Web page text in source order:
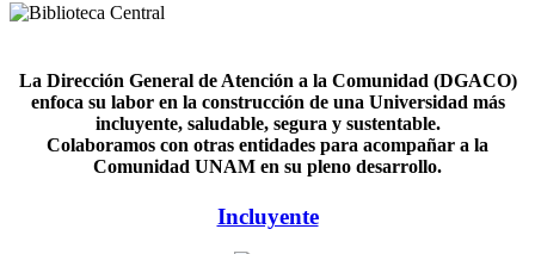
La Dirección General de Atención a la Comunidad (DGACO)
enfoca su labor en la construcción de una Universidad más
incluyente, saludable, segura y sustentable.
Colaboramos con otras entidades para acompañar a la
Comunidad UNAM en su pleno desarrollo.
Incluyente